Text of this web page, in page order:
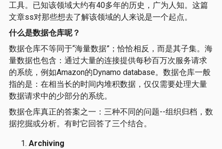
工具。已知该领域大约有40多年的历史，广为人知。这篇
文章ss对那些想去了解该领域的人来说是一个起点。
什么是数据仓库呢？
数据仓库不等同于“海量数据”；恰恰相反，而是其子集。海
量数据也包含：通过大量的连接提供每秒百万次服务请求
的系统，例如Amazon的Dynamo database。数据仓库一般
指的是：在相当长的时间内堆积数据，仅仅需要处理大量
数据请求中的少部分的系统。
数据仓库真正的答案之一：三种不同的问题--组织归档，数
据挖掘或分析。有时它回答了三个结合。
Archiving